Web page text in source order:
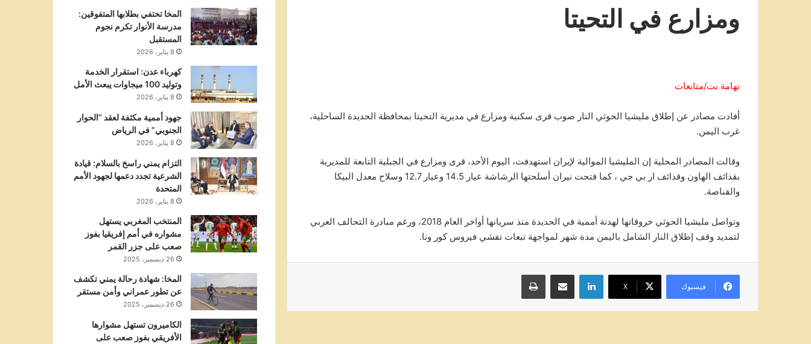
ومزارع في التحيتا
تهامة نت/متابعات
أفادت مصادر عن إطلاق مليشيا الحوثي النار صوب قرى سكنية ومزارع في مديرية التحيتا بمحافظة الحديدة الساحلية،
غرب اليمن.
وقالت المصادر المحلية إن المليشيا الموالية لإيران استهدفت، اليوم الأحد، قرى ومزارع في الجبلية التابعة للمديرية
بقذائف الهاون وقذائف ار بي جي ، كما فتحت نيران أسلحتها الرشاشة عيار 14.5 وعيار 12.7 وسلاح معدل البيكا
والقناصة.
وتواصل مليشيا الحوثي خروقاتها لهدنة أممية في الحديدة منذ سريانها أواخر العام 2018، ورغم مبادرة التحالف العربي
لتمديد وقف إطلاق النار الشامل باليمن مدة شهر لمواجهة تبعات تفشي فيروس كور ونا.
فيسبوك ‫X
لينكدإن مشاركة عبر البريد طباعة
المخا تحتفي بطلابها المتفوقين:
مدرسة الأنوار تكرم نجوم
المستقبل
8 يناير، 2026
كهرباء عدن: استقرار الخدمة
وتوليد 100 ميجاوات يبعث الأمل
8 يناير، 2026
جهود أممية مكثفة لعقد “الحوار
الجنوبي” في الرياض
8 يناير، 2026
التزام يمني راسخ بالسلام: قيادة
الشرعية تجدد دعمها لجهود الأمم
المتحدة
8 يناير، 2026
المنتخب المغربي يستهل
مشواره في أمم إفريقيا بفوز
صعب على جزر القمر
26 ديسمبر، 2025
المخا: شهادة رحالة يمني تكشف
عن تطور عمراني وأمن مستقر
26 ديسمبر، 2025
الكاميرون تستهل مشوارها
الأفريقي بفوز صعب على